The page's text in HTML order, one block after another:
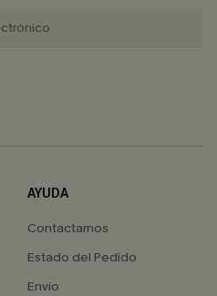
AYUDA
Contactarnos
Estado del Pedido
Envío